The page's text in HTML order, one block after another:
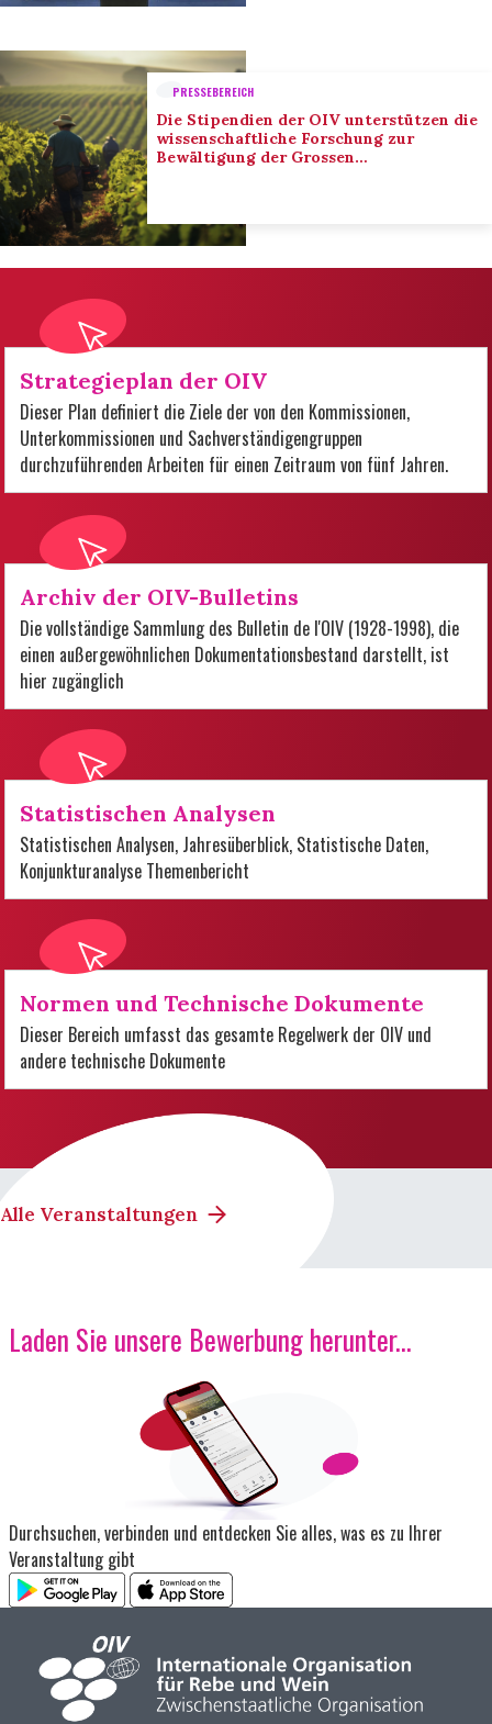
PRESSEBEREICH
Die Stipendien der OIV unterstützen die
wissenschaftliche Forschung zur
Bewältigung der Grossen
Strategieplan der OIV
Dieser Plan definiert die Ziele der von den Kommissionen,
Unterkommissionen und Sachverständigengruppen
durchzuführenden Arbeiten für einen Zeitraum von fünf Jahren.
Archiv der OIV-Bulletins
Die vollständige Sammlung des Bulletin de l'OIV (1928-1998), die
einen außergewöhnlichen Dokumentationsbestand darstellt, ist
hier zugänglich
Statistischen Analysen
Statistischen Analysen, Jahresüberblick, Statistische Daten,
Konjunkturanalyse Themenbericht
Normen und Technische Dokumente
Dieser Bereich umfasst das gesamte Regelwerk der OIV und
andere technische Dokumente
Alle Veranstaltungen
Laden Sie unsere Bewerbung herunter...
Durchsuchen, verbinden und entdecken Sie alles, was es zu Ihrer
Veranstaltung gibt